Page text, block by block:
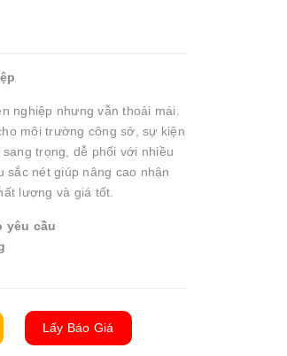
nghiệp nhưng vẫn thoải mái.
môi trường công sở, sự kiện
trọng, dễ phối với nhiều
sắc nét giúp nâng cao nhận
lượng và giá tốt.
yêu cầu
Lấy Báo Giá